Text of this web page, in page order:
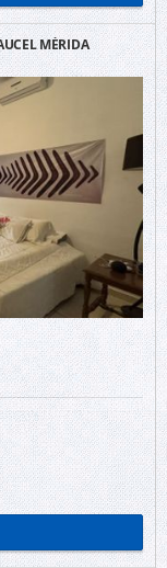
MÉRIDA